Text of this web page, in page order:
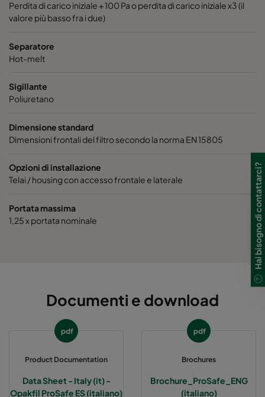
Perdita di carico iniziale + 100 Pa o perdita di carico iniziale x3 (il
valore più basso fra i due)
Separatore
Hot-melt
Sigillante
Poliuretano
Dimensione standard
Dimensioni frontali del filtro secondo la norma EN 15805
Opzioni di installazione
Telai / housing con accesso frontale e laterale
Portata massima
1,25 x portata nominale
Documenti e download
pdf
Product Documentation
Data Sheet - Italy (it) -
Opakfil ProSafe ES (italiano)
pdf
Brochures
Brochure_ProSafe_ENG
(italiano)
Hai bisogno di contattarci?